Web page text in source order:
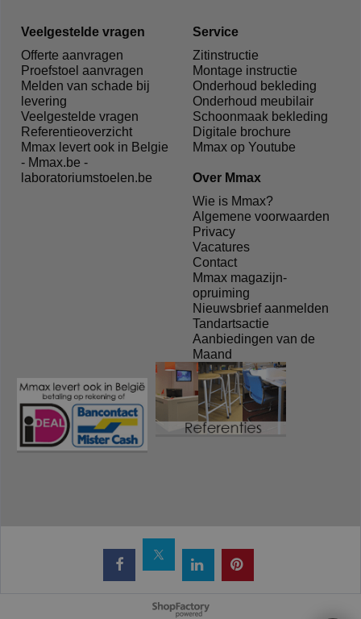
Veelgestelde vragen
Offerte aanvragen
Proefstoel aanvragen
Melden van schade bij
levering
Veelgestelde vragen
Referentieoverzicht
Mmax levert ook in Belgie
- Mmax.be -
laboratoriumstoelen.be
Service
Zitinstructie
Montage instructie
Onderhoud bekleding
Onderhoud meubilair
Schoonmaak bekleding
Digitale brochure
Mmax op Youtube
Over Mmax
Wie is Mmax?
Algemene voorwaarden
Privacy
Vacatures
Contact
Mmax magazijn-
opruiming
Nieuwsbrief aanmelden
Tandartsactie
Aanbiedingen van de
Maand
Webwinkel gemaakt met
ShopFactory webwinkel